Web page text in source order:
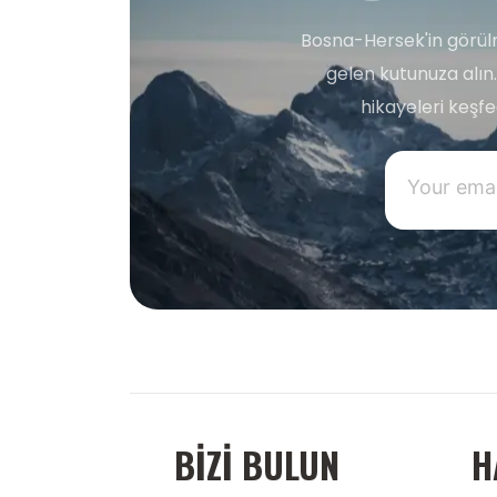
Bosna-Hersek'in
gelen kutunuza
hikayeleri
BIZI BULUN